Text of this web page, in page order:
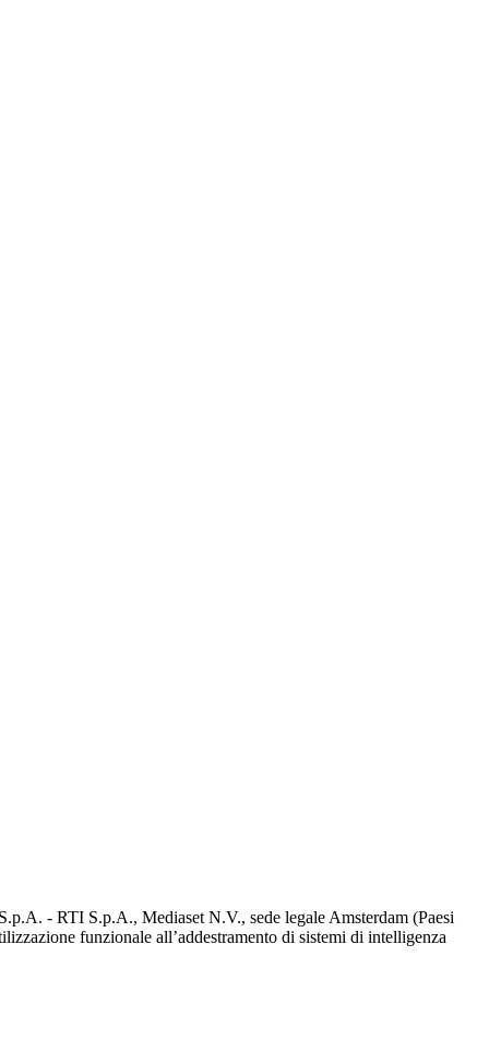
- RTI S.p.A., Mediaset N.V., sede legale Amsterdam (Paesi
funzionale all’addestramento di sistemi di intelligenza